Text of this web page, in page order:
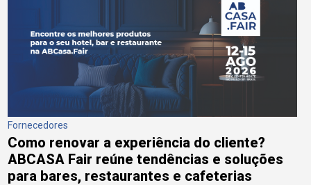
Fornecedores
Como renovar a experiência do cliente?
ABCASA Fair reúne tendências e soluções
para bares, restaurantes e cafeterias